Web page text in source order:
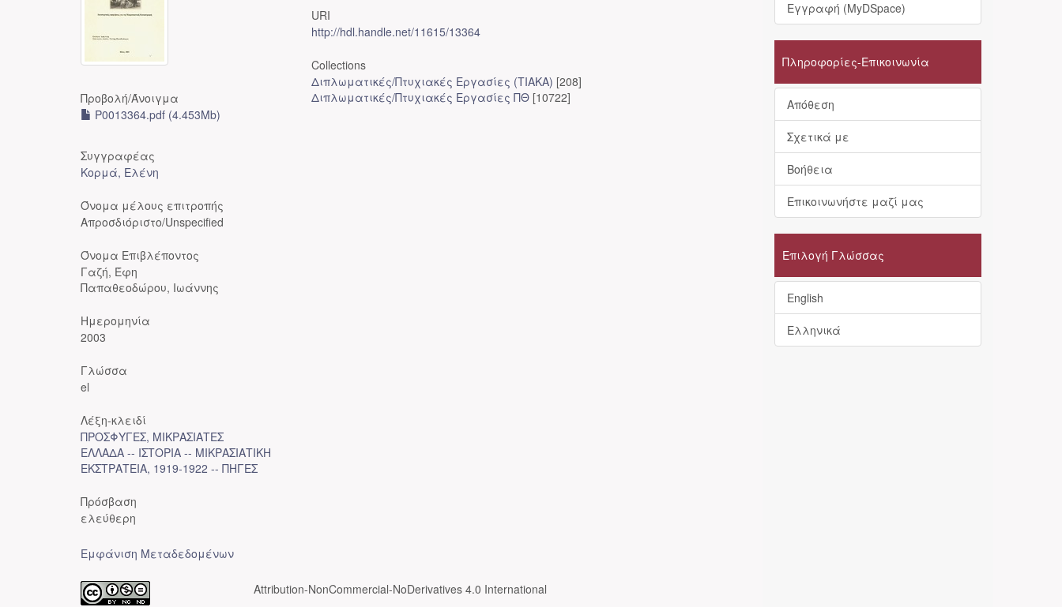
Προβολή/Άνοιγμα
P0013364.pdf (4.453Mb)
Συγγραφέας
Κορμά, Ελένη
Όνομα μέλους επιτροπής
Απροσδιόριστο/Unspecified
Όνομα Επιβλέποντος
Γαζή, Έφη
Παπαθεοδώρου, Ιωάννης
Ημερομηνία
2003
Γλώσσα
el
Λέξη-κλειδί
ΠΡΟΣΦΥΓΕΣ, ΜΙΚΡΑΣΙΑΤΕΣ
ΕΛΛΑΔΑ -- ΙΣΤΟΡΙΑ -- ΜΙΚΡΑΣΙΑΤΙΚΗ
ΕΚΣΤΡΑΤΕΙΑ, 1919-1922 -- ΠΗΓΕΣ
Πρόσβαση
ελεύθερη
Εμφάνιση Μεταδεδομένων
URI
http://hdl.handle.net/11615/13364
Collections
Διπλωματικές/Πτυχιακές Εργασίες (ΤΙΑΚΑ) [208]
Διπλωματικές/Πτυχιακές Εργασίες ΠΘ [10722]
Attribution-NonCommercial-NoDerivatives 4.0 International
Εγγραφή (MyDSpace)
Πληροφορίες-Επικοινωνία
Απόθεση
Σχετικά με
Βοήθεια
Επικοινωνήστε μαζί μας
Επιλογή Γλώσσας
English
Ελληνικά